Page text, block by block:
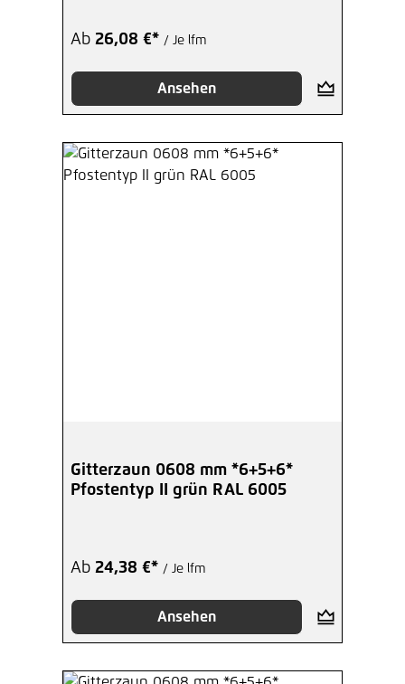
Ab 26,08 €* / Je lfm
Ansehen
Gitterzaun 0608 mm *6+5+6*
Pfostentyp II grün RAL 6005
Ab 24,38 €* / Je lfm
Ansehen